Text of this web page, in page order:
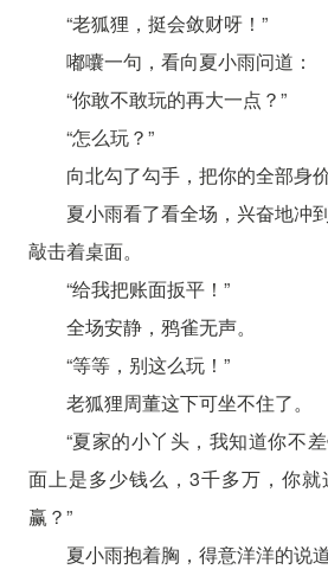
“老狐狸，挺会敛财呀！”
嘟囔一句，看向夏小雨问道：
“你敢不敢玩的再大一点？”
“怎么玩？”
向北勾了勾手，把你的全部身
夏小雨看了看全场，兴奋地冲
敲击着桌面。
“给我把账面扳平！”
全场安静，鸦雀无声。
“等等，别这么玩！”
老狐狸周董这下可坐不住了。
“夏家的小丫头，我知道你不
面上是多少钱么，3千多万，你
赢？”
夏小雨抱着胸，得意洋洋的说